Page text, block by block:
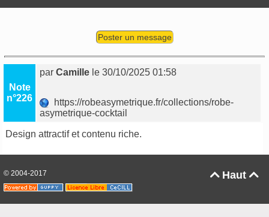
Poster un message
Note
n°226
parCamille le 30/10/2025 01:58
https://robeasymetrique.fr/collections/robe-
asymetrique-cocktail
Design attractif et contenu riche.
Haut 
© 2004-2017